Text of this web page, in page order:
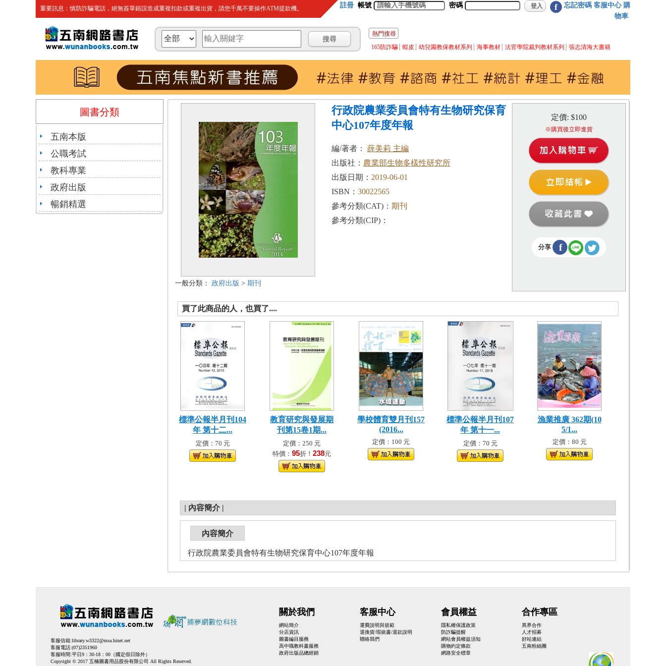
重要訊息：慎防詐騙電話，絕無簽單錯誤造成重複扣款或重複出貨，請您千萬不要操作ATM提款機。 註冊 帳號 密碼 f 忘記密碼 客服中心 購
物車
熱門搜尋
165防詐騙
蝦皮 幼兒園教保教材系列 海事教材 法官學院裁判教材系列 張志清海大書籍
圖書分類
五南本版
公職考試
教科專業
政府出版
暢銷精選
一般分類： 政府出版 > 期刊
行政院農業委員會特有生物研究保育
中心107年度年報
編/著者： 薛美莉 主編
出版社： 農業部生物多樣性研究所
出版日期： 2019-06-01
ISBN： 30022565
參考分類(CAT)： 期刊
參考分類(CIP)：
定價: $100
※購買後立即進貨
分享 f
買了此商品的人，也買了....
標準公報半月刊104
年 第十二...
定價：70 元
教育研究與發展期
刊第15卷1期...
定價：250 元
特價： 95折！ 238元
學校體育雙月刊157
(2016...
定價：100 元
標準公報半月刊107
年 第十一...
定價：70 元
漁業推廣 362期(10
5/1...
定價：80 元
| 內容簡介 |
內容簡介
行政院農業委員會特有生物研究保育中心107年度年報
客服信箱:library.w3322@msa.hinet.net
客服電話:(07)2351960
客服時間:平日9：30-18：00（國定假日除外）
Copyright © 2017 五楠圖書用品股份有限公司 All Rights Reserved.
關於我們
網站簡介
分店資訊
圖書編目服務
高中職教科書服務
政府出版品總經銷
客服中心
運費說明與規範
退換貨/瑕疵書/退款說明
聯絡我們
會員權益
隱私權保護政策
防詐騙提醒
網站會員權益須知
購物約定條款
網路安全標章
合作專區
異界合作
人才招募
好站連結
五南粉絲團